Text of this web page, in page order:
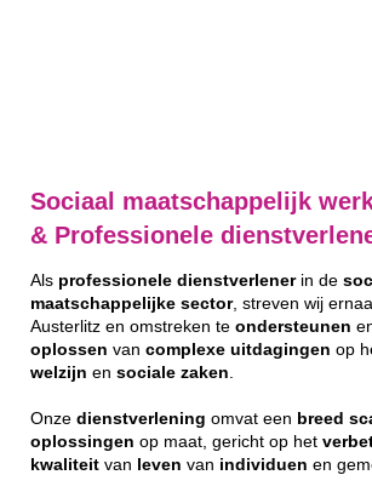
Sociaal maatschappelijk
& Professionele
Als professionele dienstverlenerin de
maatschappelijke sector, streven wij
Austerlitz en omstreken te ondersteunen
oplossen van complexe uitdagingen op
welzijn en sociale zaken
Onze dienstverlening omvat een breed
oplossingen op maat, gericht op het
kwaliteit van leven van individuen en